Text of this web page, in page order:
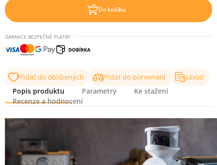
Do košíku
GARANCE BEZPEČNÉ PLATBY
Přidat do oblíbených Přidat do porovnání
Návod
Popis produktu
Parametry
Ke stažení
Recenze a hodnocení
Popis produktu